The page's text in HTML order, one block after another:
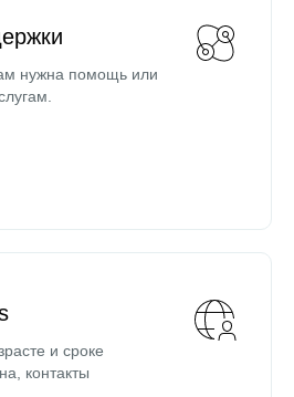
нужна помощь или
и сроке
контакты